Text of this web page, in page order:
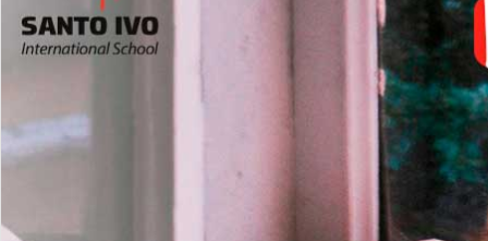
es
Com imersão Bilingue - Anos
Finais